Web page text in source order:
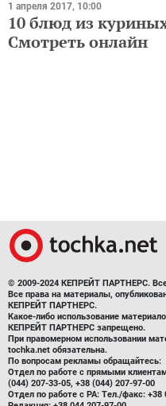
1 апреля 2017, 10:00
10 блюд из
Смотреть онлайн
© 2009-2024 КЕПРЕЙТ ПАРТНЕРС.
Все права на материалы,
КЕПРЕЙТ ПАРТНЕРС.
Какое-либо использование
КЕПРЕЙТ ПАРТНЕРС запрещено.
При правомерном использовании
tochka.net обязательна.
По вопросам рекламы обращайтесь:
Отдел по работе с прямыми
(044) 207-33-05, +38 (044) 207-97-00
Отдел по работе с РА: Тел./факс: +38